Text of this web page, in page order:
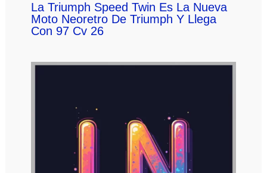
La Triumph Speed Twin Es La Nueva
Moto Neoretro De Triumph Y Llega
Con 97 Cv 26